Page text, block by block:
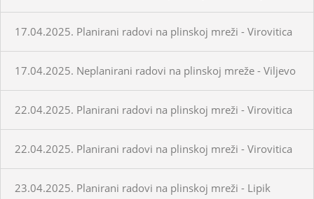
17.04.2025. Planirani radovi na plinskoj mreži - Virovitica
17.04.2025. Neplanirani radovi na plinskoj mreže - Viljevo
22.04.2025. Planirani radovi na plinskoj mreži - Virovitica
22.04.2025. Planirani radovi na plinskoj mreži - Virovitica
23.04.2025. Planirani radovi na plinskoj mreži - Lipik